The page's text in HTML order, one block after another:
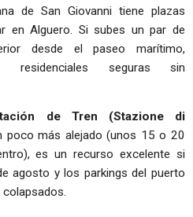
de San Giovanni tiene plazas
en Alguero. Si subes un par de
desde el paseo marítimo,
residenciales seguras sin
de Tren (Stazione di
poco más alejado (unos 15 o 20
es un recurso excelente si
agosto y los parkings del puerto